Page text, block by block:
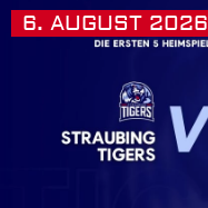
6. AUGUST 2026